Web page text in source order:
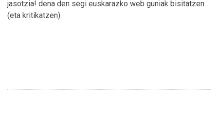
jasotzia! dena den segi euskarazko web guniak bisitatzen
(eta kritikatzen).